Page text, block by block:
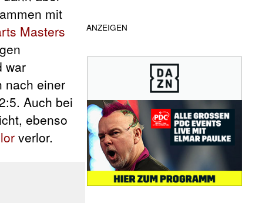
mit
Masters
war
nach einer
Auch bei
ebenso
verlor.
ANZEIGEN